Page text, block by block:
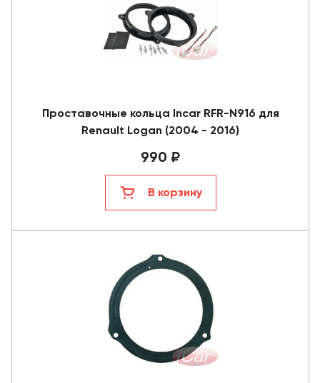
Проставочные кольца Incar RFR-N916 для
Renault Logan (2004 - 2016)
990 ₽
В корзину